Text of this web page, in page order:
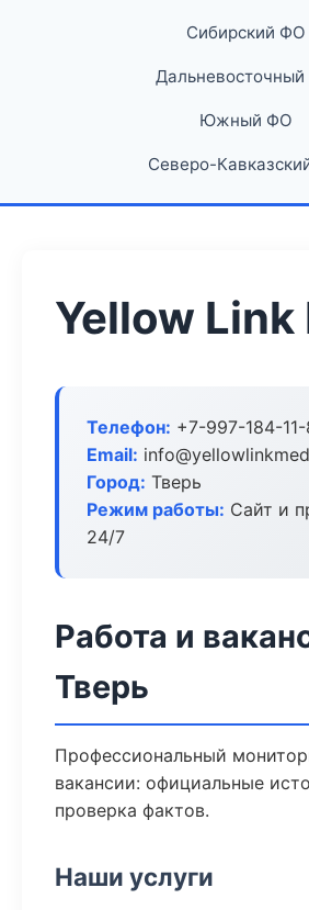
Сибирский ФО
Южный ФО
Северо-
Yellow Link
Телефон: +7-997-184-11-
Email:
Город: Тверь
Режим работы: Сайт и
24/7
Работа и
Тверь
Профессиональный
вакансии: официальные
проверка фактов.
Наши услуги